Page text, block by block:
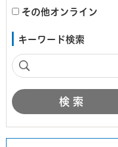
その他オンライン
キーワード検索